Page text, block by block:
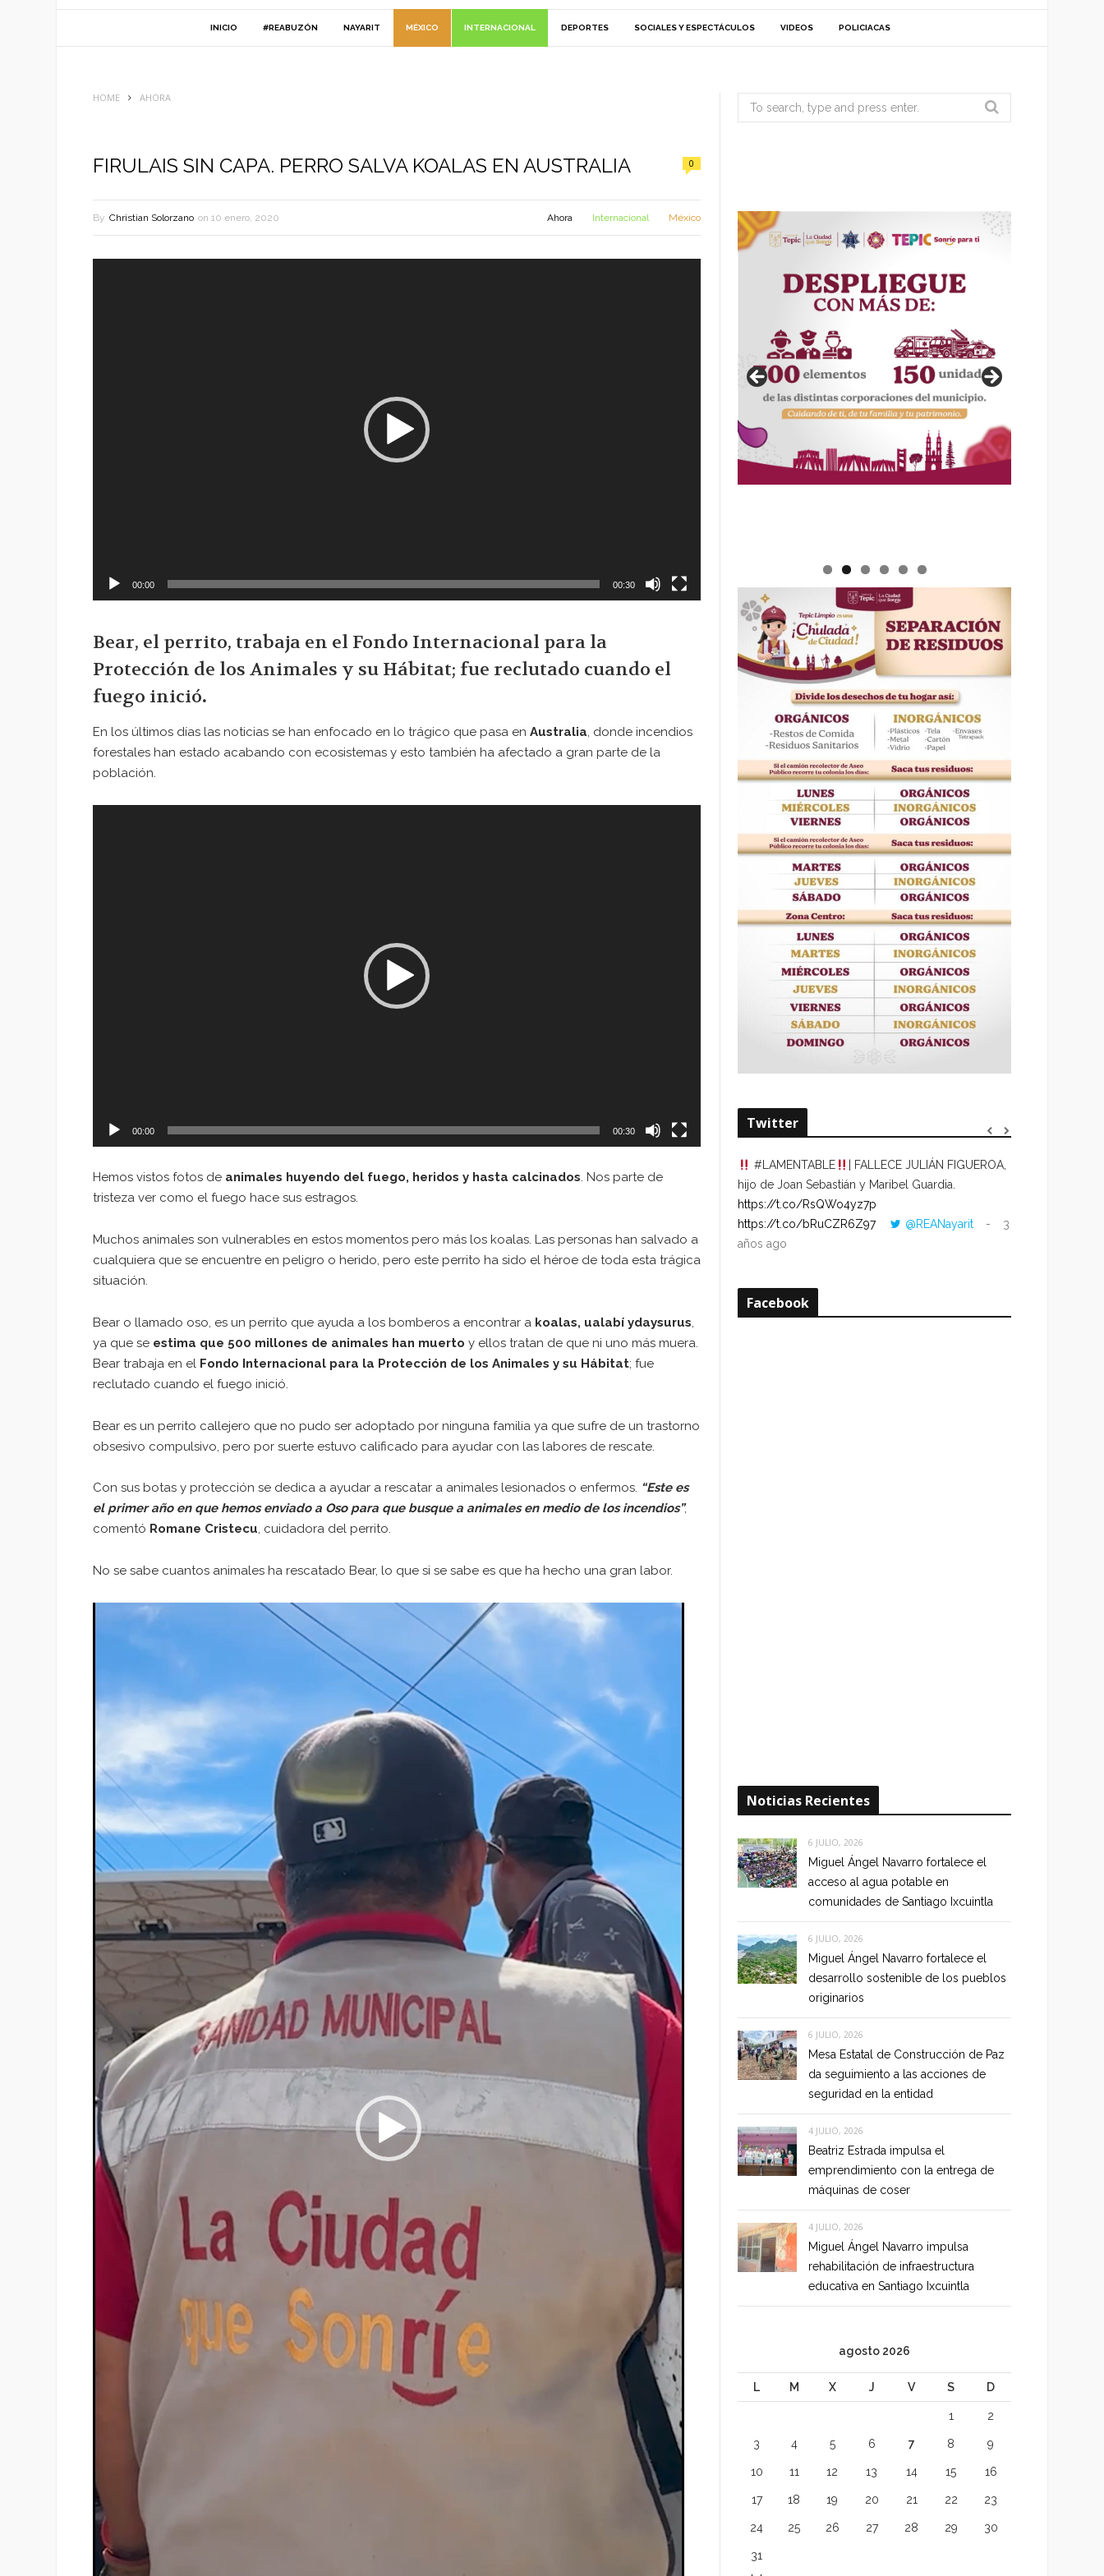
INICIO #REABUZÓN NAYARIT MÉXICO INTERNACIONAL DEPORTES SOCIALES Y ESPECTÁCULOS VIDEOS POLICIACAS
HOME AHORA
FIRULAIS SIN CAPA. PERRO SALVA KOALAS EN AUSTRALIA 0
By Christian Solorzano on 10 enero, 2020 Ahora Internacional México
00:00 00:30
Bear, el perrito, trabaja en el Fondo Internacional para la
Protección de los Animales y su Hábitat; fue reclutado cuando el
fuego inició.
En los últimos días las noticias se han enfocado en lo trágico que pasa en Australia, donde incendios
forestales han estado acabando con ecosistemas y esto también ha afectado a gran parte de la
población.
00:00 00:30
Hemos vistos fotos de animales huyendo del fuego, heridos y hasta calcinados. Nos parte de
tristeza ver como el fuego hace sus estragos.
Muchos animales son vulnerables en estos momentos pero más los koalas. Las personas han salvado a
cualquiera que se encuentre en peligro o herido, pero este perrito ha sido el héroe de toda esta trágica
situación.
Bear o llamado oso, es un perrito que ayuda a los bomberos a encontrar a koalas, ualabí ydaysurus,
ya que se estima que 500 millones de animales han muerto y ellos tratan de que ni uno más muera.
Bear trabaja en el Fondo Internacional para la Protección de los Animales y su Hábitat; fue
reclutado cuando el fuego inició.
Bear es un perrito callejero que no pudo ser adoptado por ninguna familia ya que sufre de un trastorno
obsesivo compulsivo, pero por suerte estuvo calificado para ayudar con las labores de rescate.
Con sus botas y protección se dedica a ayudar a rescatar a animales lesionados o enfermos. “Este es
el primer año en que hemos enviado a Oso para que busque a animales en medio de los incendios”,
comentó Romane Cristecu, cuidadora del perrito.
No se sabe cuantos animales ha rescatado Bear, lo que si se sabe es que ha hecho una gran labor.
Reproductor
Search
for:
Twitter
#LAMENTABLE
| FALLECE JULIÁN FIGUEROA,
hijo de Joan Sebastián y Maribel Guardia.
https://t.co/RsQWo4yz7p
https://t.co/bRuCZR6Z97
@REANayarit
3
años ago
Facebook
Noticias Recientes
6 JULIO, 2026
Miguel Ángel Navarro fortalece el
acceso al agua potable en
comunidades de Santiago Ixcuintla
6 JULIO, 2026
Miguel Ángel Navarro fortalece el
desarrollo sostenible de los pueblos
originarios
6 JULIO, 2026
Mesa Estatal de Construcción de Paz
da seguimiento a las acciones de
seguridad en la entidad
4 JULIO, 2026
Beatriz Estrada impulsa el
emprendimiento con la entrega de
máquinas de coser
4 JULIO, 2026
Miguel Ángel Navarro impulsa
rehabilitación de infraestructura
educativa en Santiago Ixcuintla
agosto 2026
L M X J V S D
1 2
3 4 5 6 7 8 9
10 11 12 13 14 15 16
17 18 19 20 21 22 23
24 25 26 27 28 29 30
31